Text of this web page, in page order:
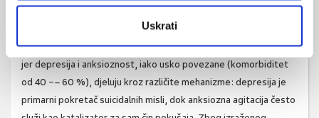
Uskrati
Suicidalnost kod muškaraca predstavlja specifičan klinički izazov
jer depresija i anksioznost, iako usko povezane (komorbiditet
od 40 −– 60 %), djeluju kroz različite mehanizme: depresija je
primarni pokretač suicidalnih misli, dok anksiozna agitacija često